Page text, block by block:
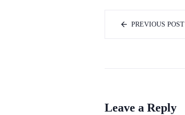
PREVIOUS POST
Leave a Reply